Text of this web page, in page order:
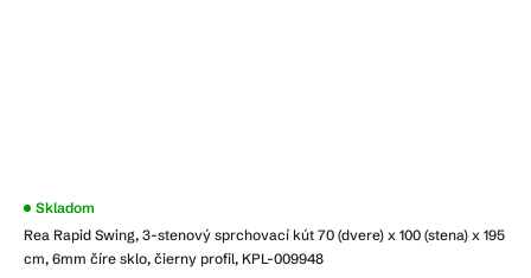
Rea Rapid Swing, 3-stenový sprchovací kút 70 (dvere) x 100 (stena) x 195
cm, 6mm číre sklo, čierny profil, KPL-009948
Skladom